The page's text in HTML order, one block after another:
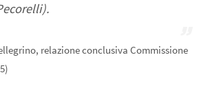
relazione conclusiva Commissione